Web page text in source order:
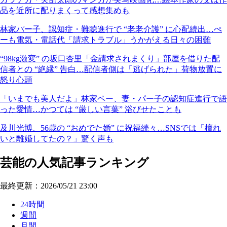
品を近所に配りまくって感想集めも
林家パー子、認知症・難聴進行で “老老介護” に心配続出…ぺ
ーも電気・電話代「請求トラブル」うかがえる日々の困難
“98kg激変” の坂口杏里「金請求されまくり」部屋を借りた配
信者との “絶縁” 告白…配信者側は「逃げられた」荷物放置に
怒り心頭
「いまでも美人だよ」林家ペー、妻・パー子の認知症進行で語
った愛情…かつては “厳しい言葉” 浴びせたことも
及川光博、56歳の “おめでた婚” に祝福続々…SNSでは「檀れ
いと離婚してたの？」驚く声も
芸能の人気記事ランキング
最終更新：2026/05/21 23:00
24時間
週間